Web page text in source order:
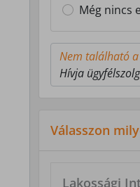
Még nincs
Nem található
Hívja
Válasszon
Lakossági